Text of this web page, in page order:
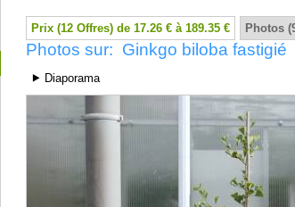
Prix (12 Offres) de 17.26 € à 189.35 € Photos
Photos sur: Ginkgo biloba fastigié
⯈ Diaporama